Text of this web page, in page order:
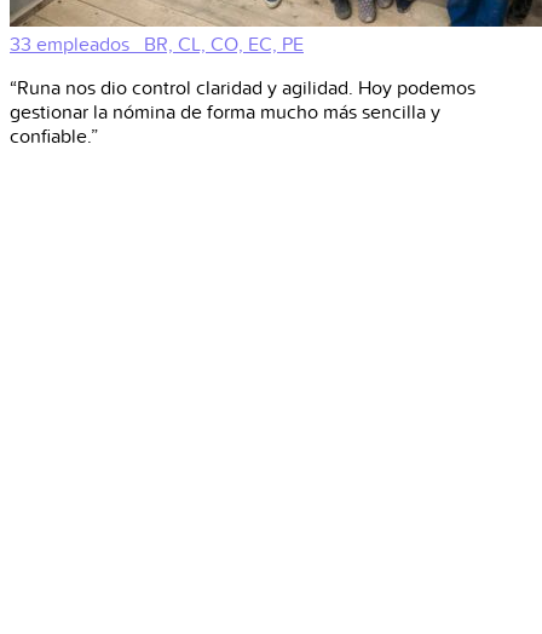
33 empleados
BR, CL, CO, EC, PE
“Runa nos dio control claridad y agilidad. Hoy podemos
gestionar la nómina de forma mucho más sencilla y
confiable.”